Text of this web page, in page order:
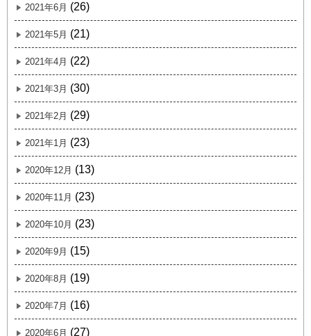
2021年6月 (26)
2021年5月 (21)
2021年4月 (22)
2021年3月 (30)
2021年2月 (29)
2021年1月 (23)
2020年12月 (13)
2020年11月 (23)
2020年10月 (23)
2020年9月 (15)
2020年8月 (19)
2020年7月 (16)
2020年6月 (27)